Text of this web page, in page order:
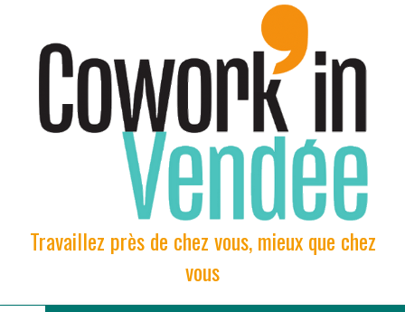
Travaillez près de chez vous, mieux que chez
vous